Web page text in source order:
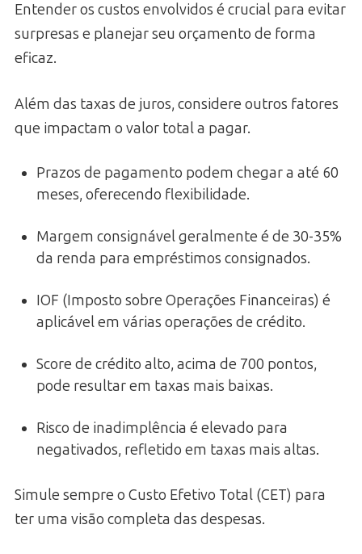
Entender os custos envolvidos é crucial para evitar
surpresas e planejar seu orçamento de forma
eficaz.
Além das taxas de juros, considere outros fatores
que impactam o valor total a pagar.
Prazos de pagamento podem chegar a até 60
meses, oferecendo flexibilidade.
Margem consignável geralmente é de 30-35%
da renda para empréstimos consignados.
IOF (Imposto sobre Operações Financeiras) é
aplicável em várias operações de crédito.
Score de crédito alto, acima de 700 pontos,
pode resultar em taxas mais baixas.
Risco de inadimplência é elevado para
negativados, refletido em taxas mais altas.
Simule sempre o Custo Efetivo Total (CET) para
ter uma visão completa das despesas.